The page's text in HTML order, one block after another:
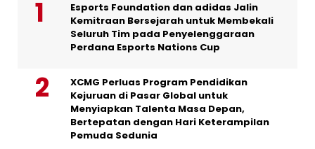
Esports Foundation dan adidas Jalin
Kemitraan Bersejarah untuk Membekali
Seluruh Tim pada Penyelenggaraan
Perdana Esports Nations Cup
XCMG Perluas Program Pendidikan
Kejuruan di Pasar Global untuk
Menyiapkan Talenta Masa Depan,
Bertepatan dengan Hari Keterampilan
Pemuda Sedunia